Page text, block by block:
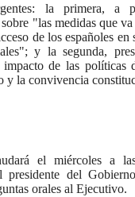
la primera, a
"las medidas que
de los españoles en
y la segunda,
de las políticas
y la convivencia
el miércoles a
presidente del
orales al Ejecutivo.